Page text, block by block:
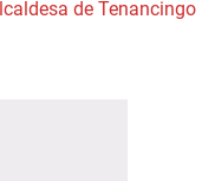
de Tenancingo